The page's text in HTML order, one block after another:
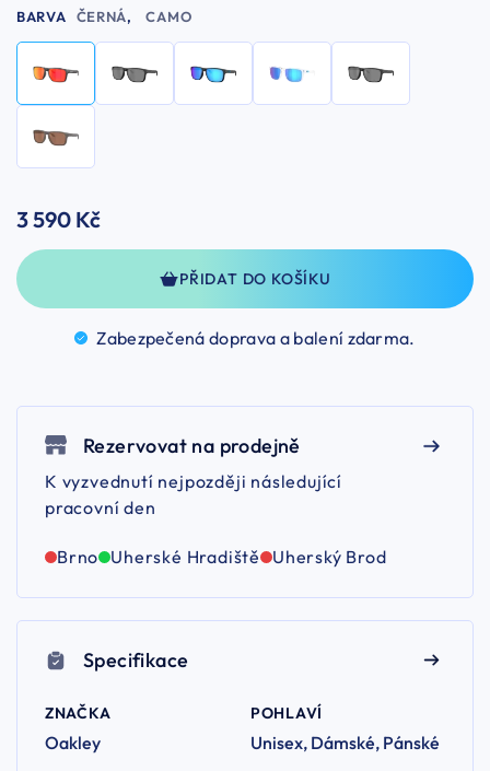
BARVA ČERNÁ, CAMO
3 590 Kč
PŘIDAT DO KOŠÍKU
Zabezpečená doprava a balení zdarma.
Rezervovat na prodejně
K vyzvednutí nejpozději následující
pracovní den
Brno Uherské Hradiště Uherský Brod
Specifikace
ZNAČKA
Oakley
POHLAVÍ
Unisex, Dámské, Pánské